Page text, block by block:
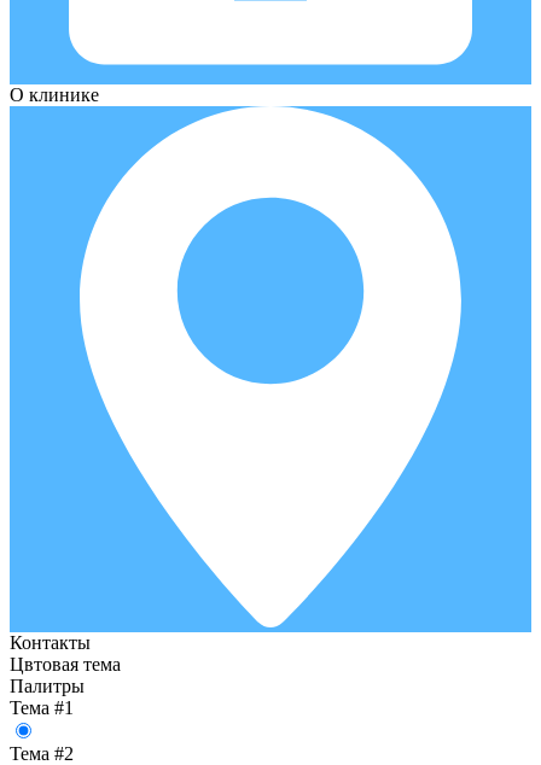
О клинике
Контакты
Цвтовая тема
Палитры
Тема #1
Тема #2